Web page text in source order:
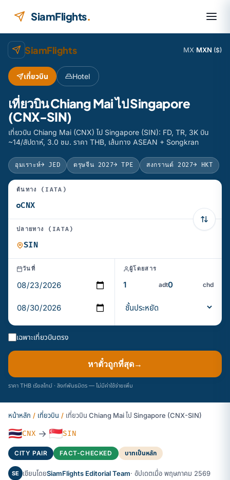
SiamFlights.
SiamFlights MX·MXN ($)
เที่ยวบิน Hotel
เที่ยวบิน Chiang Mai ไป Singapore
(CNX-SIN)
เที่ยวบิน Chiang Mai (CNX) ไป Singapore (SIN): FD, TR, 3K บิน
~14/สัปดาห์, 3.0 ชม. ราคา THB, เส้นทาง ASEAN + Songkran
อุมเราะห์→ JED ตรุษจีน 2027→ TPE สงกรานต์ 2027→ HKT
ต้นทาง (IATA)
ปลายทาง (IATA)
วันที่ ผู้โดยสาร
adt chd
เฉพาะเที่ยวบินตรง
หาตั๋วถูกที่สุด→
ราคา THB เรียลไทม์ · ลิงก์พันธมิตร — ไม่มีค่าใช้จ่ายเพิ่ม
หน้าหลัก / เที่ยวบิน / เที่ยวบิน Chiang Mai ไป Singapore (CNX-SIN)
🇹🇭CNX → 🇸🇬SIN
CITY PAIR FACT-CHECKED บาทเป็นหลัก
SE เขียนโดยSiamFlights Editorial Team· อัปเดตเมื่อ พฤษภาคม 2569